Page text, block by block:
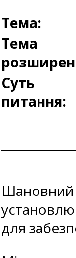
Тема:
Тема
Суть
питання:
для